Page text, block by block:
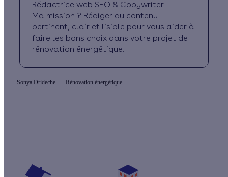
Rédactrice web SEO & Copywriter
Ma mission ? Rédiger du contenu
pertinent, clair et lisible pour vous aider à
faire les bons choix dans votre projet de
rénovation énergétique.
Sonya Drideche Rénovation énergétique